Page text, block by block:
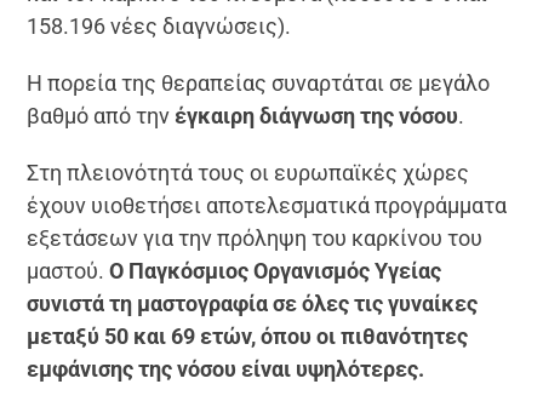
158.196 νέες διαγνώσεις).
Η πορεία της θεραπείας συναρτάται σε μεγάλο
βαθμό από την έγκαιρη διάγνωση της νόσου.
Στη πλειονότητά τους οι ευρωπαϊκές χώρες
έχουν υιοθετήσει αποτελεσματικά προγράμματα
εξετάσεων για την πρόληψη του καρκίνου του
μαστού.Ο Παγκόσμιος Οργανισμός Υγείας
συνιστά τη μαστογραφία σε όλες τις γυναίκες
μεταξύ 50 και 69 ετών, όπου οι πιθανότητες
εμφάνισης της νόσου είναι υψηλότερες.